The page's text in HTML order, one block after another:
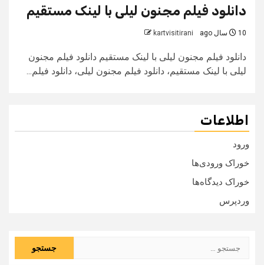
دانلود فیلم مجنون لیلی با لینک مستقیم
10 سال ago kartvisitirani
دانلود فیلم مجنون لیلی با لینک مستقیم دانلود فیلم مجنون
لیلی با لینک مستقیم، دانلود فیلم مجنون لیلی، دانلود فیلم...
اطلاعات
ورود
خوراک ورودی‌ها
خوراک دیدگاه‌ها
وردپرس